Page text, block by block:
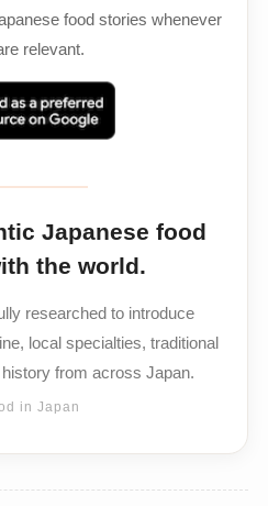
food stories whenever
relevant.
Japanese food
the world.
researched to introduce
local specialties, traditional
from across Japan.
in Japan